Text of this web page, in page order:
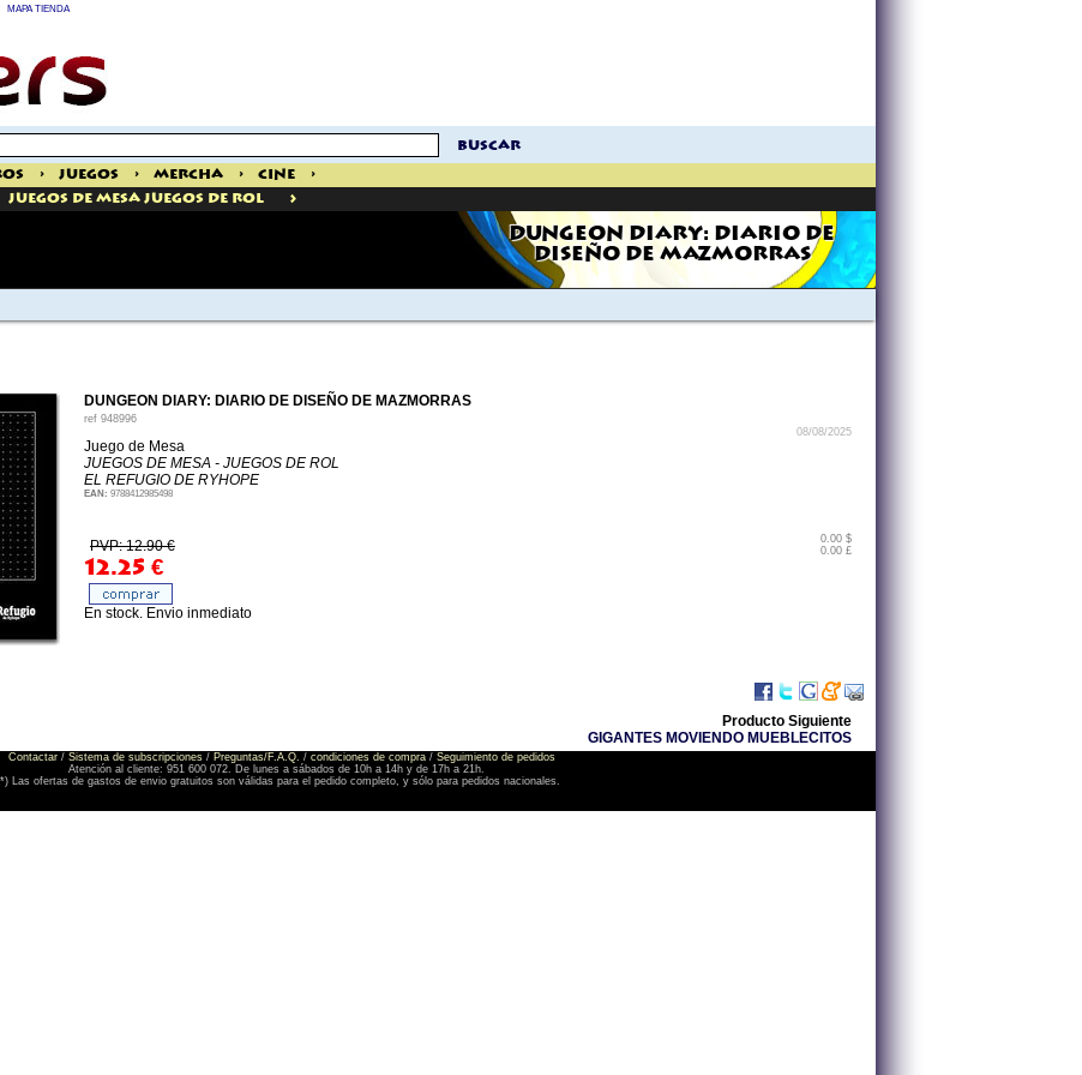
MAPA TIENDA
buscar
> Juegos > Mercha > Cine
>
Juegos De Mesa Juegos De Rol >
DUNGEON DIARY: DIARIO DE
DISEÑO DE MAZMORRAS
DUNGEON DIARY: DIARIO DE DISEÑO DE MAZMORRAS
ref 948996
08/08/2025
Juego de Mesa
JUEGOS DE MESA - JUEGOS DE ROL
EL REFUGIO DE RYHOPE
EAN: 9788412985498
PVP: 12.90 €
12.25 €
0.00 $
0.00 £
En stock. Envio inmediato
Producto Siguiente
GIGANTES MOVIENDO MUEBLECITOS
Contactar / Sistema de subscripciones / Preguntas/F.A.Q. / condiciones de compra / Seguimiento de pedidos
Atención al cliente: 951 600 072. De lunes a sábados de 10h a 14h y de 17h a 21h.
Las ofertas de gastos de envio gratuitos son válidas para el pedido completo, y sólo para pedidos nacionales.